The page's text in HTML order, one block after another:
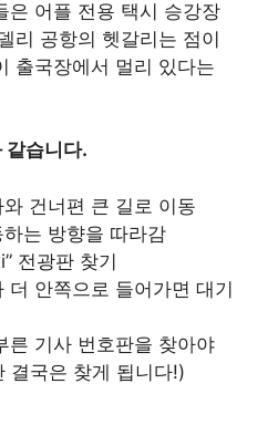
은 어플 전용 택시 승강장
리 공항의 헷갈리는 점이
출국장에서 멀리 있다는
같습니다.
건너편 큰 길로 이동
는 방향을 따라감
전광판 찾기
더 안쪽으로 들어가면 대기
른 기사 번호판을 찾아야
결국은 찾게 됩니다!)